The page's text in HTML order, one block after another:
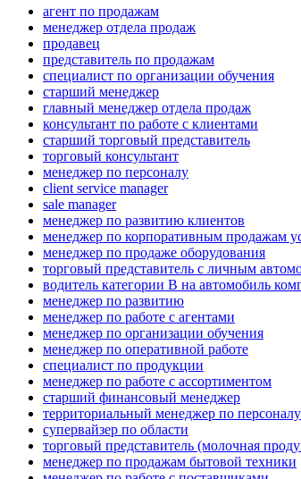
агент по продажам
менеджер отдела продаж
продавец
представитель по продажам
специалист по организации обучения
старший менеджер
главный менеджер отдела продаж
консультант по работе с клиентами
старший торговый представитель
торговый консультант
менеджер по персоналу
client service manager
sale manager
менеджер по развитию клиентов
менеджер по корпоративным продажам
менеджер по продаже оборудования
торговый представитель с личным
водитель категории B на автомобиль
менеджер по развитию
менеджер по работе с агентами
менеджер по организации обучения
менеджер по оперативной работе
специалист по продукции
менеджер по работе с ассортиментом
старший финансовый менеджер
территориальный менеджер по персоналу
супервайзер по области
торговый представитель (молочная
менеджер по продажам бытовой техники